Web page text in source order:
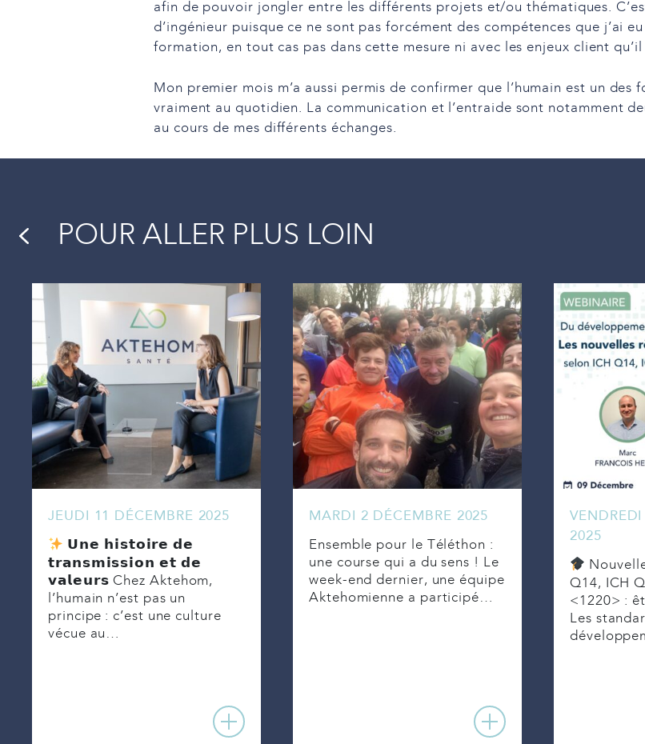
afin de pouvoir jongler entre les différents projets et/ou thématiques.
d’ingénieur puisque ce ne sont pas forcément des compétences que j’ai
formation, en tout cas pas dans cette mesure ni avec les enjeux client
Mon premier mois m’a aussi permis de confirmer que l’humain est un
vraiment au quotidien. La communication et l’entraide sont notamment
au cours de mes différents échanges.
POUR ALLER PLUS LOIN
JEUDI 11 DÉCEMBRE 2025
𝗨𝗻𝗲 𝗵𝗶𝘀𝘁𝗼𝗶𝗿𝗲 𝗱𝗲
𝘁𝗿𝗮𝗻𝘀𝗺𝗶𝘀𝘀𝗶𝗼𝗻 𝗲𝘁 𝗱𝗲
𝘃𝗮𝗹𝗲𝘂𝗿𝘀 Chez Aktehom,
l’humain n’est pas un
principe : c’est une culture
vécue au…
MARDI 2 DÉCEMBRE 2025
Ensemble pour le Téléthon :
une course qui a du sens ! Le
week-end dernier, une équipe
Aktehomienne a participé…
2025
Q14, ICH
<1220> :
Les